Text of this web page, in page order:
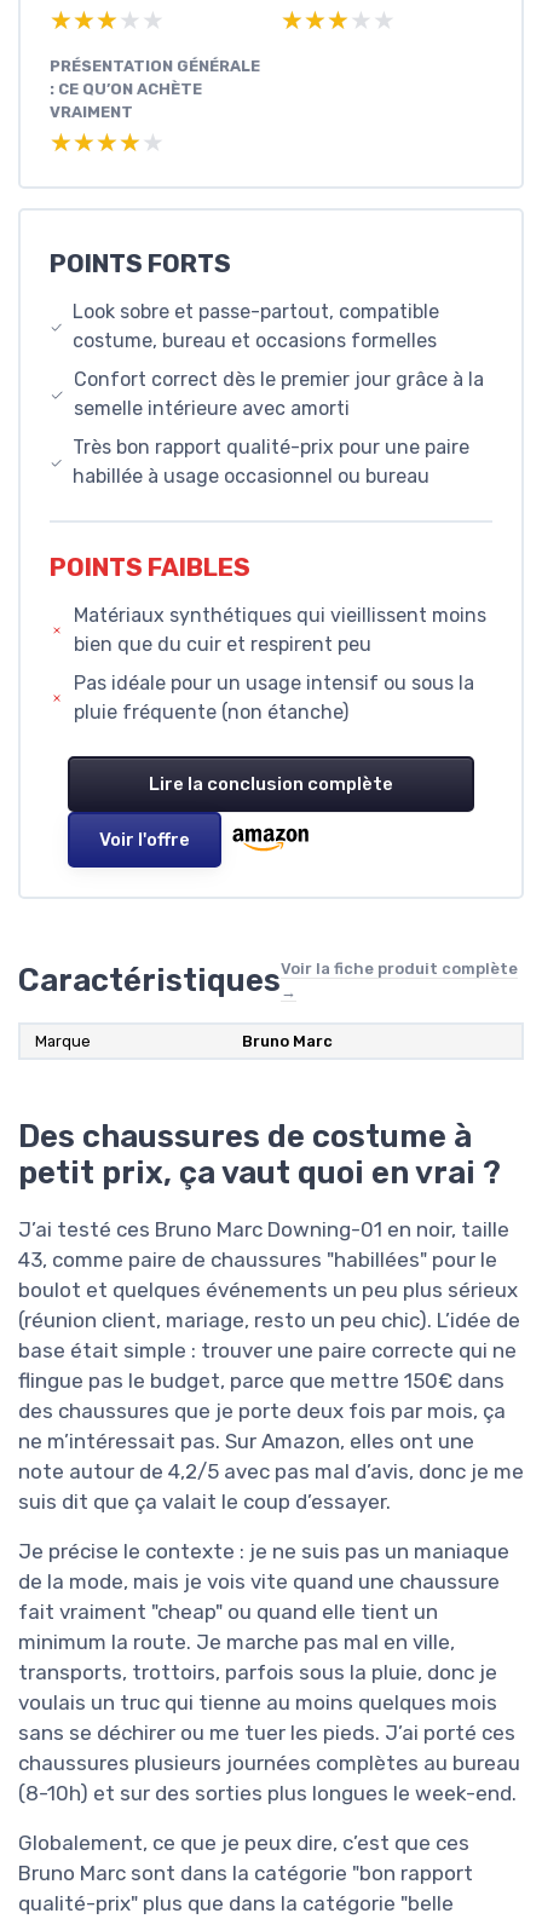
★★★★★
★★★★★ ★★★★★
★★★★★
PRÉSENTATION GÉNÉRALE
: CE QU’ON ACHÈTE
VRAIMENT
★★★★★
★★★★★
POINTS FORTS
Look sobre et passe-partout, compatible
costume, bureau et occasions formelles
Confort correct dès le premier jour grâce à la
semelle intérieure avec amorti
Très bon rapport qualité-prix pour une paire
habillée à usage occasionnel ou bureau
POINTS FAIBLES
Matériaux synthétiques qui vieillissent moins
bien que du cuir et respirent peu
Pas idéale pour un usage intensif ou sous la
pluie fréquente (non étanche)
Lire la conclusion complète
Voir l'offre
CaractéristiquesVoir la fiche produit complète
→
Marque Bruno Marc
Des chaussures de costume à
petit prix, ça vaut quoi en vrai ?
J’ai testé ces Bruno Marc Downing-01 en noir, taille
43, comme paire de chaussures "habillées" pour le
boulot et quelques événements un peu plus sérieux
(réunion client, mariage, resto un peu chic). L’idée de
base était simple : trouver une paire correcte qui ne
flingue pas le budget, parce que mettre 150€ dans
des chaussures que je porte deux fois par mois, ça
ne m’intéressait pas. Sur Amazon, elles ont une
note autour de 4,2/5 avec pas mal d’avis, donc je me
suis dit que ça valait le coup d’essayer.
Je précise le contexte : je ne suis pas un maniaque
de la mode, mais je vois vite quand une chaussure
fait vraiment "cheap" ou quand elle tient un
minimum la route. Je marche pas mal en ville,
transports, trottoirs, parfois sous la pluie, donc je
voulais un truc qui tienne au moins quelques mois
sans se déchirer ou me tuer les pieds. J’ai porté ces
chaussures plusieurs journées complètes au bureau
(8-10h) et sur des sorties plus longues le week-end.
Globalement, ce que je peux dire, c’est que ces
Bruno Marc sont dans la catégorie "bon rapport
qualité-prix" plus que dans la catégorie "belle